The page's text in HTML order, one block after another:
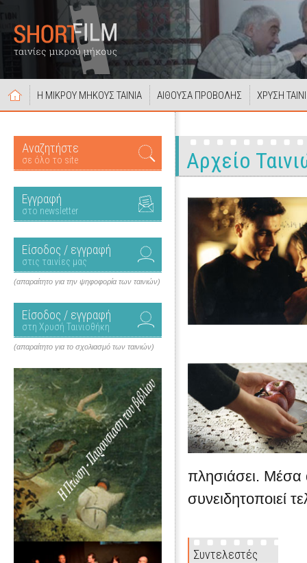
Η ΜΙΚΡΟΥ ΜΗΚΟΥΣ ΤΑΙΝΙΑ ΑΙΘΟΥΣΑ ΠΡΟΒΟΛΗΣ ΧΡΥΣΗ
Αναζητήστε
σε όλο το site
Εγγραφή
στο newsletter
Είσοδος / εγγραφή
στις ταινίες μας
(απαραίτητο για την ψηφοφορία των ταινιών)
Είσοδος / εγγραφή
στη Χρυσή Ταινιοθήκη
(απαραίτητο για το σχολιασμό των ταινιών)
Αρχείο
πλησιάσει. Μέσα
συνειδητοποιεί
Συντελεστές